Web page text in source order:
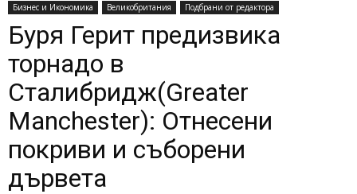
Бизнес и Икономика Великобритания Подбрани от редактора
Буря Герит предизвика
торнадо в
Сталибридж(Greater
Manchester): Отнесени
покриви и съборени
дървета